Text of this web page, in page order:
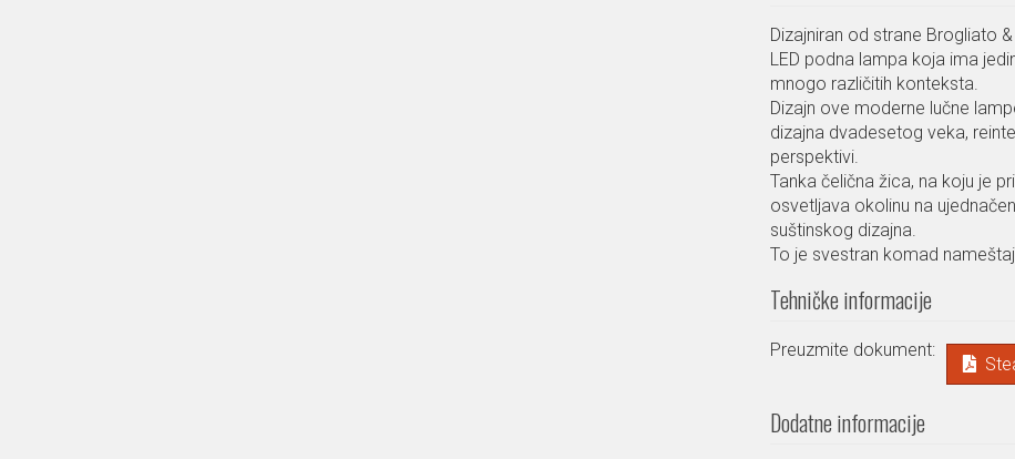
Dizajniran od strane Brogliato
LED podna lampa koja ima
mnogo različitih konteksta.
Dizajn ove moderne lučne
dizajna dvadesetog veka,
perspektivi.
Tanka čelična žica, na koju je
osvetljava okolinu na
suštinskog dizajna.
To je svestran komad
Tehničke informacije
Preuzmite dokument:
Dodatne informacije